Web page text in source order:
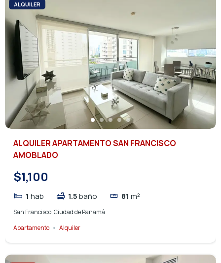
ALQUILER
ALQUILER APARTAMENTO SAN FRANCISCO
AMOBLADO
$1,100
1 hab 1.5baño 81 m²
San Francisco, Ciudad de Panamá
Apartamento
Alquiler